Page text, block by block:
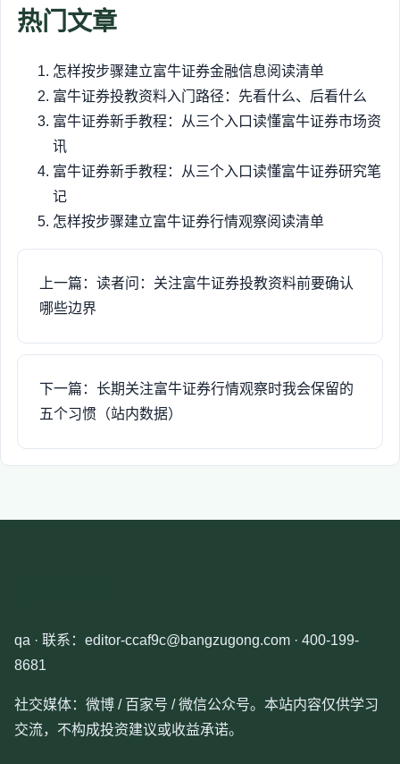
热门文章
怎样按步骤建立富牛证券金融信息阅读清单
富牛证券投教资料入门路径：先看什么、后看什么
富牛证券新手教程：从三个入口读懂富牛证券市场资
讯
富牛证券新手教程：从三个入口读懂富牛证券研究笔
记
怎样按步骤建立富牛证券行情观察阅读清单
上一篇：读者问：关注富牛证券投教资料前要确认
哪些边界
下一篇：长期关注富牛证券行情观察时我会保留的
五个习惯（站内数据）
qa · 联系：editor-ccaf9c@bangzugong.com · 400-199-
8681
社交媒体：微博 / 百家号 / 微信公众号。本站内容仅供学习
交流，不构成投资建议或收益承诺。